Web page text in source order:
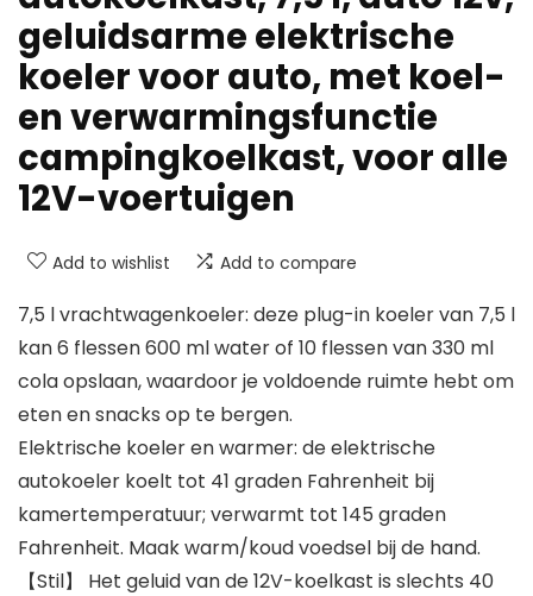
geluidsarme elektrische
koeler voor auto, met koel-
en verwarmingsfunctie
campingkoelkast, voor alle
12V-voertuigen
Add to wishlist Add to compare
7,5 l vrachtwagenkoeler: deze plug-in koeler van 7,5 l
kan 6 flessen 600 ml water of 10 flessen van 330 ml
cola opslaan, waardoor je voldoende ruimte hebt om
eten en snacks op te bergen.
Elektrische koeler en warmer: de elektrische
autokoeler koelt tot 41 graden Fahrenheit bij
kamertemperatuur; verwarmt tot 145 graden
Fahrenheit. Maak warm/koud voedsel bij de hand.
【Stil】 Het geluid van de 12V-koelkast is slechts 40